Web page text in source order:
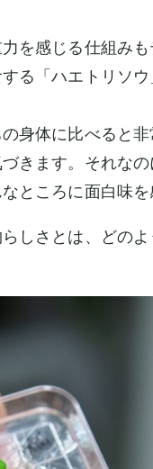
を感じる仕組み
る「ハエトリソ
身体に比べると
きます。それな
ところに面白味を
さとは、どの